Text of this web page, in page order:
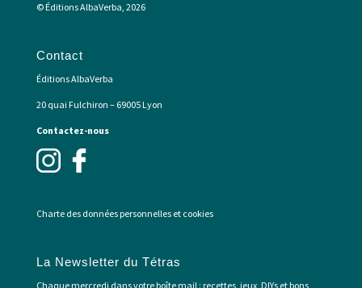
© Éditions AlbaVerba, 2026
Contact
Éditions AlbaVerba
20 quai Fulchiron – 69005 Lyon
Contactez-nous
Charte des données personnelles et cookies
La Newsletter du Tétras
Chaque mercredi dans votre boîte mail : recettes, jeux, DIYs et bons